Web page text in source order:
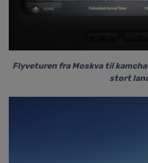
Flyveturen fra Moskva til
stort